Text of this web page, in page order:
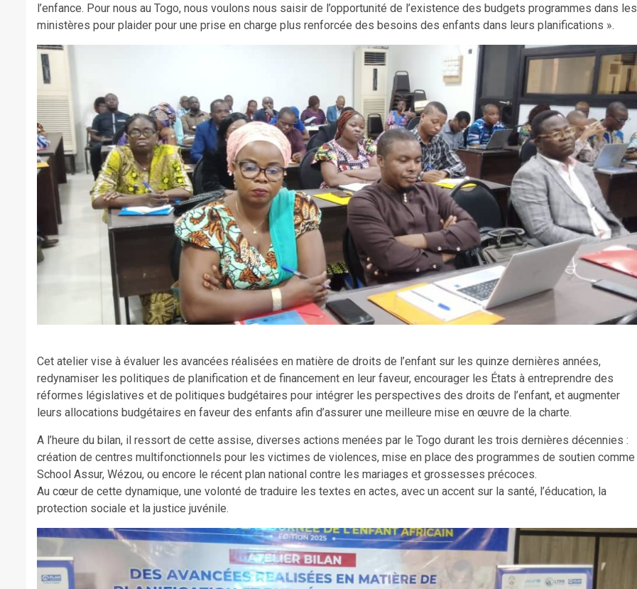
l’enfance. Pour nous au Togo, nous voulons nous saisir de l’opportunité de l’existence des budgets programmes dans les
ministères pour plaider pour une prise en charge plus renforcée des besoins des enfants dans leurs planifications ».
Cet atelier vise à évaluer les avancées réalisées en matière de droits de l’enfant sur les quinze dernières années,
redynamiser les politiques de planification et de financement en leur faveur, encourager les États à entreprendre des
réformes législatives et de politiques budgétaires pour intégrer les perspectives des droits de l’enfant, et augmenter
leurs allocations budgétaires en faveur des enfants afin d’assurer une meilleure mise en œuvre de la charte.
A l’heure du bilan, il ressort de cette assise, diverses actions menées par le Togo durant les trois dernières décennies :
création de centres multifonctionnels pour les victimes de violences, mise en place des programmes de soutien comme
School Assur, Wézou, ou encore le récent plan national contre les mariages et grossesses précoces.
Au cœur de cette dynamique, une volonté de traduire les textes en actes, avec un accent sur la santé, l’éducation, la
protection sociale et la justice juvénile.